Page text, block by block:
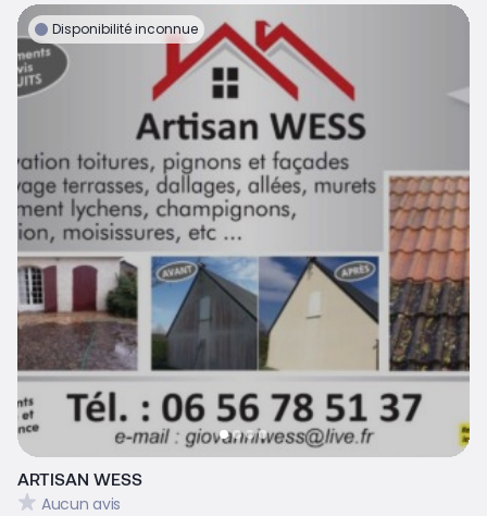
Disponibilité inconnue
ARTISAN WESS
Aucun avis